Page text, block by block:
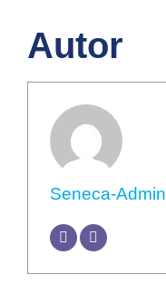
Autor
Seneca-Admin